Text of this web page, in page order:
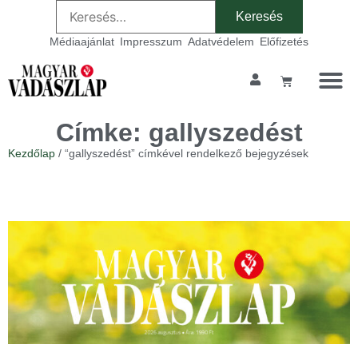
Médiaajánlat Impresszum Adatvédelem Előfizetés
Címke: gallyszedést
Kezdőlap / “gallyszedést” címkével rendelkező bejegyzések